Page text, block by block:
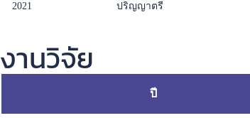
2021 ปริญญาตรี
งานวิจัย
ปี